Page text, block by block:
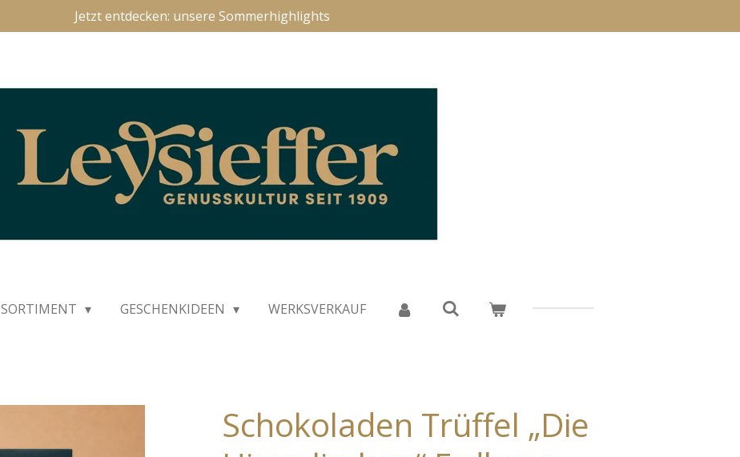
Jetzt entdecken: unsere Sommerhighlights
SORTIMENT GESCHENKIDEEN WERKSVERKAUF
Schokoladen Trüffel „Die